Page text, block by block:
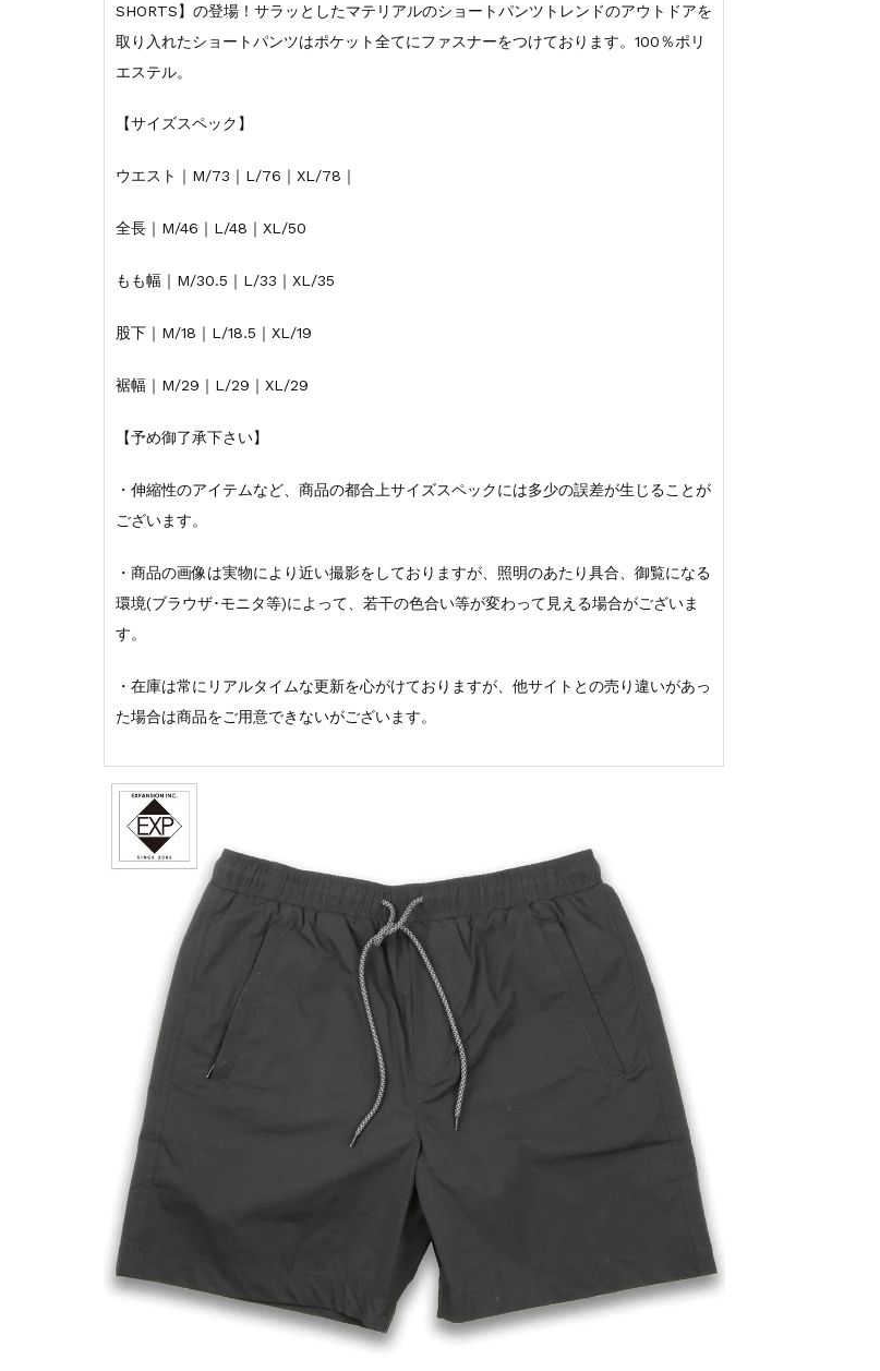
SHORTS】の登場！サラッとしたマテリアルのショートパンツトレンドのアウトドアを
取り入れたショートパンツはポケット全てにファスナーをつけております。100％ポリ
エステル。
【サイズスペック】
ウエスト｜M/73｜L/76｜XL/78｜
全長｜M/46｜L/48｜XL/50
もも幅｜M/30.5｜L/33｜XL/35
股下｜M/18｜L/18.5｜XL/19
裾幅｜M/29｜L/29｜XL/29
【予め御了承下さい】
・伸縮性のアイテムなど、商品の都合上サイズスペックには多少の誤差が生じることが
ございます。
・商品の画像は実物により近い撮影をしておりますが、照明のあたり具合、御覧になる
環境(ブラウザ･モニタ等)によって、若干の色合い等が変わって見える場合がございま
す。
・在庫は常にリアルタイムな更新を心がけておりますが、他サイトとの売り違いがあっ
た場合は商品をご用意できないがございます。